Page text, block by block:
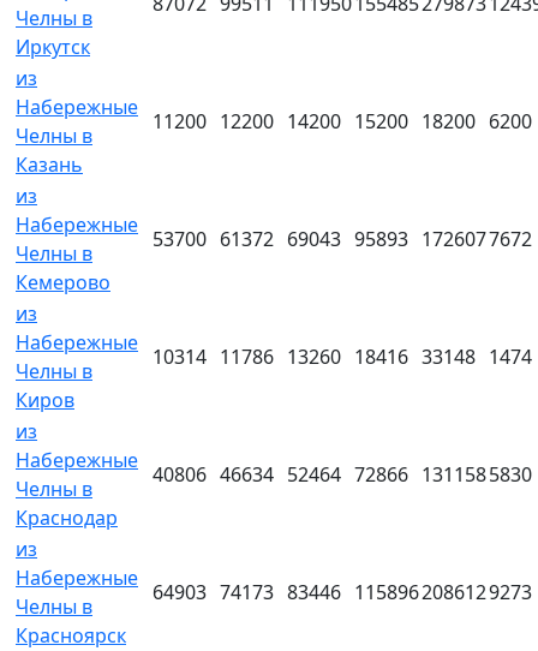
Челны в
Иркутск
из
Набережные
Челны в
Казань
11200 12200 14200 15200 18200 6200
из
Набережные
Челны в
Кемерово
53700 61372 69043 95893 1726077672
из
Набережные
Челны в
Киров
10314 11786 13260 18416 33148 1474
из
Набережные
Челны в
Краснодар
40806 46634 52464 72866 1311585830
из
Набережные
Челны в
Красноярск
64903 74173 83446 1158962086129273